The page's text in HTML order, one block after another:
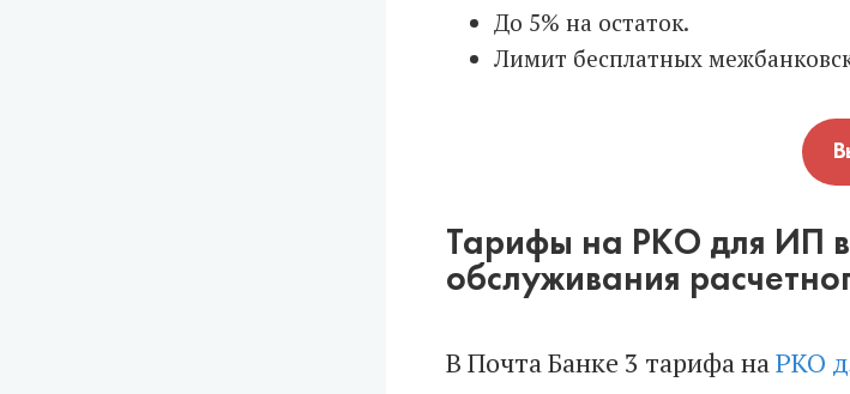
До 5% на остаток.
Лимит бесплатных
Тарифы на РКО для ИП в
обслуживания
В Почта Банке 3 тарифа наРКО